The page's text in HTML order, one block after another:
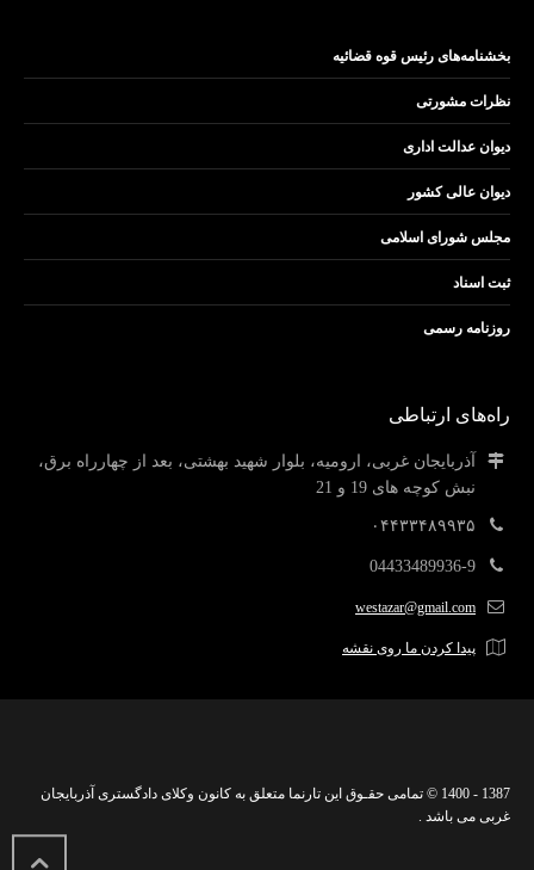
بخشنامه‌های رئیس قوه قضائیه
نظرات مشورتی
دیوان عدالت اداری
دیوان عالی کشور
مجلس شورای اسلامی
ثبت اسناد
روزنامه رسمی
راه‌های ارتباطی
آذربایجان غربی، ارومیه، بلوار شهید بهشتی، بعد از چهارراه برق،
نبش کوچه های 19 و 21
۰۴۴۳۳۴۸۹۹۳۵
04433489936-9
westazar@gmail.com
پیدا کردن ما روی نقشه
1387 - 1400 © تمامی حقـوق این تارنما متعلق به کانون وکلای دادگستری آذربایجان
غربی می باشد .